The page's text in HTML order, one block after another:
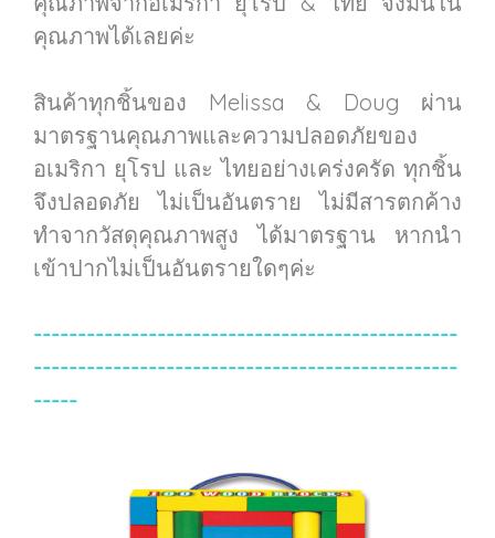
คุณภาพได้เลยค่ะ
สินค้าทุกชิ้นของ Melissa & Doug ผ่าน
มาตรฐานคุณภาพและความปลอดภัยของ
อเมริกา ยุโรป และ ไทยอย่างเคร่งครัด ทุกชิ้น
จึงปลอดภัย ไม่เป็นอันตราย ไม่มีสารตกค้าง
ทำจากวัสดุคุณภาพสูง ได้มาตรฐาน หากนำ
เข้าปากไม่เป็นอันตรายใดๆค่ะ
------------------------------------------------
------------------------------------------------
-----